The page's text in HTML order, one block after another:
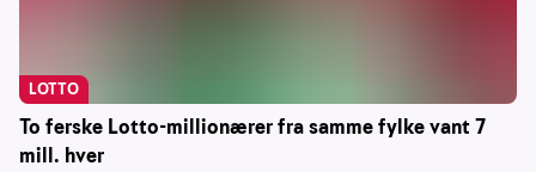
To ferske Lotto-millionærer fra samme fylke vant 7
mill. hver
LOTTO